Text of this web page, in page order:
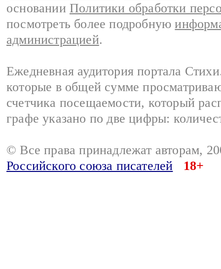
основании Политики обработки
посмотреть более подробную
администрацией.
Ежедневная аудитория портала
которые в общей сумме
счетчика посещаемости, который
графе указано по две цифры:
© Все права принадлежат авторам,
Российского союза писателей
18+